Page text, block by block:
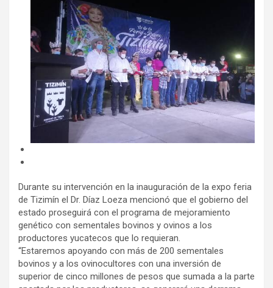
Durante su intervención en la inauguración de la expo feria
de Tizimín el Dr. Díaz Loeza mencionó que el gobierno del
estado proseguirá con el programa de mejoramiento
genético con sementales bovinos y ovinos a los
productores yucatecos que lo requieran.
“Estaremos apoyando con más de 200 sementales
bovinos y a los ovinocultores con una inversión de
superior de cinco millones de pesos que sumada a la parte